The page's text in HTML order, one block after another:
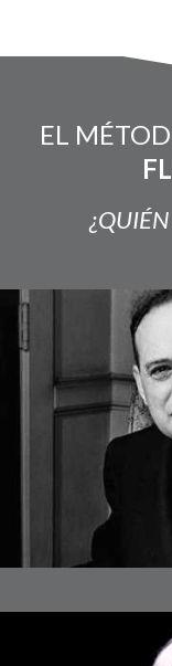
EL